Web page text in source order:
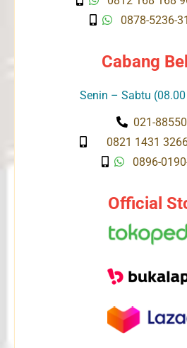
0878-5236-
Cabang
Senin – Sabtu
021-
0821 1431
0896-
Official